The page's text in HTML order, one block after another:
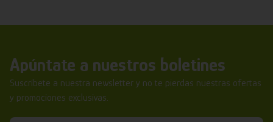
Apúntate a nuestros boletines
Suscríbete a nuestra newsletter y no te pierdas nuestras ofertas
y promociones exclusivas.